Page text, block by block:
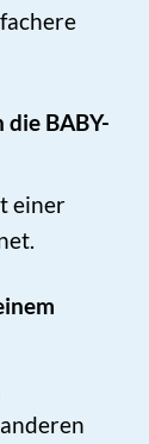
BABY-
einer